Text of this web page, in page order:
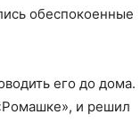
обеспокоенные
его до дома.
и решил